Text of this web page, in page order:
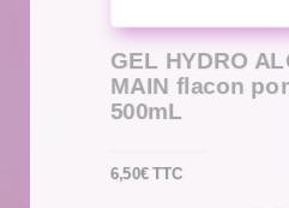
GEL HYDRO
MAIN flacon
500mL
6,50€ TTC